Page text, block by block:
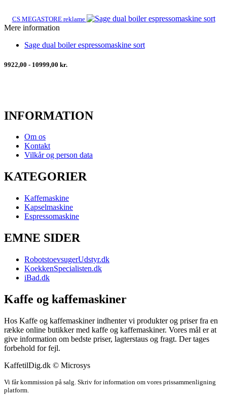
CS MEGASTORE reklame
Mere information
Sage dual boiler espressomaskine sort
9922,00 - 10999,00 kr.
INFORMATION
Om os
Kontakt
Vilkår og person data
KATEGORIER
Kaffemaskine
Kapselmaskine
Espressomaskine
EMNE SIDER
RobotstoevsugerUdstyr.dk
KoekkenSpecialisten.dk
iBad.dk
Kaffe og kaffemaskiner
Hos Kaffe og kaffemaskiner indhenter vi produkter og priser fra en
række online butikker med kaffe og kaffemaskiner. Vores mål er at
give information om bedste priser, lagterstaus og fragt. Der tages
forbehold for fejl.
KaffetilDig.dk © Microsys
Vi får kommission på salg. Skriv for information om vores prissammenligning
platform.